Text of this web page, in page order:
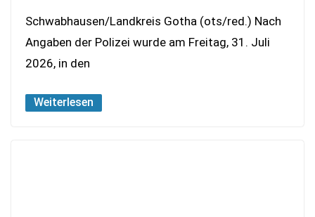
Schwabhausen/Landkreis Gotha (ots/red.) Nach
Angaben der Polizei wurde am Freitag, 31. Juli
2026, in den
Weiterlesen